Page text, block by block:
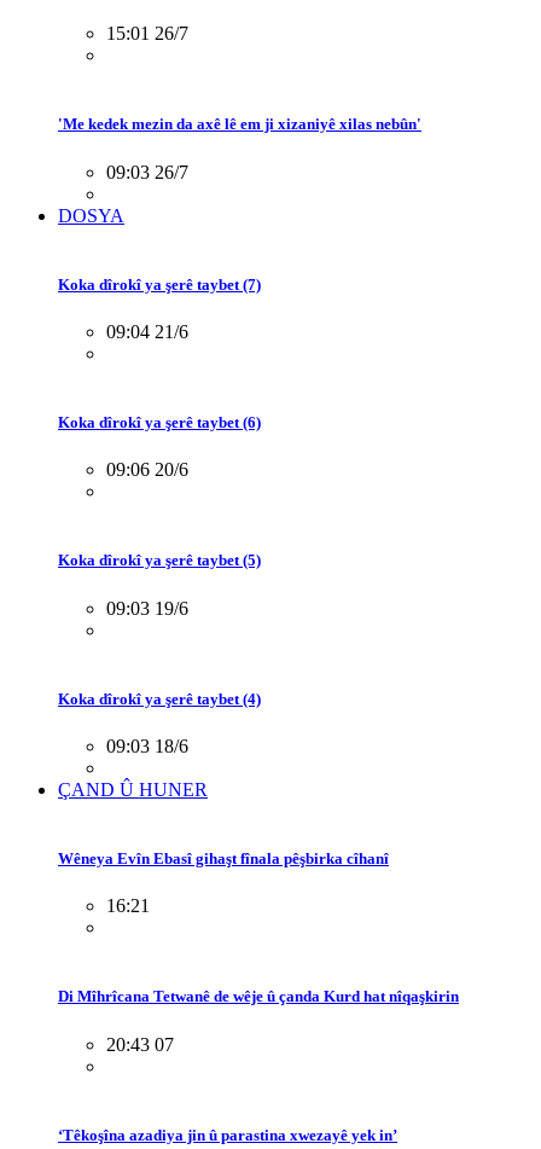
15:01 26/7
'Me kedek mezin da axê lê em ji xizaniyê xilas nebûn'
09:03 26/7
DOSYA
Koka dîrokî ya şerê taybet (7)
09:04 21/6
Koka dîrokî ya şerê taybet (6)
09:06 20/6
Koka dîrokî ya şerê taybet (5)
09:03 19/6
Koka dîrokî ya şerê taybet (4)
09:03 18/6
ÇAND Û HUNER
Wêneya Evîn Ebasî gihaşt fînala pêşbirka cîhanî
16:21
Di Mîhrîcana Tetwanê de wêje û çanda Kurd hat nîqaşkirin
20:43 07
‘Têkoşîna azadiya jin û parastina xwezayê yek in’